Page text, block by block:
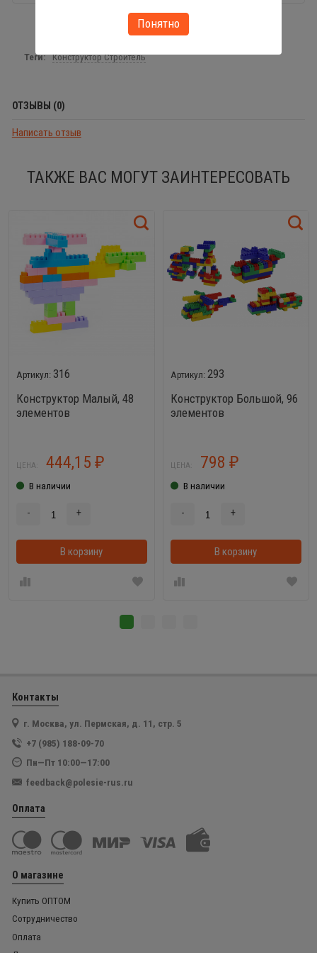
Теги: Конструктор Строитель
ОТЗЫВЫ (0)
Написать отзыв
ТАКЖЕ ВАС МОГУТ ЗАИНТЕРЕСОВАТЬ
316
Конструктор Малый, 48
элементов
ЦЕНА: 444,15 ₽
В наличии
- +
В корзину В корзинке
293
Конструктор Большой, 96
элементов
ЦЕНА: 798 ₽
В наличии
- +
В корзину
Контакты
г. Москва, ул. Пермская, д. 11, стр. 5
+7 (985) 188-09-70
Пн—Пт 10:00—17:00
feedback@polesie-rus.ru
Оплата
О магазине
Купить ОПТОМ
Сотрудничество
Оплата
Понятно